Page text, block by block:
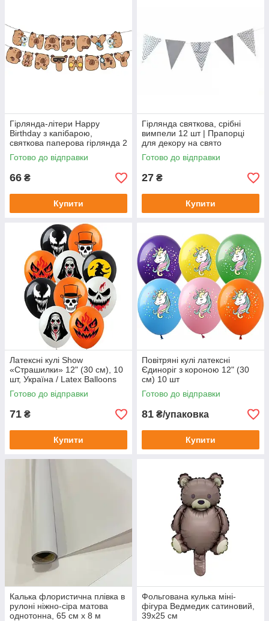
Гірлянда-літери Happy
Birthday з капібарою,
святкова паперова гірлянда 2
м | Capibara Banner Китай
Готово до відправки
66 ₴
Купити
Гірлянда святкова, срібні
вимпели 12 шт | Прапорці
для декору на свято
Готово до відправки
27 ₴
Купити
Латексні кулі Show
«Страшилки» 12" (30 см), 10
шт, Україна / Latex Balloons
Show "Horror" 12" (30 cm), 10
pcs, Ukraine
Готово до відправки
71 ₴
Купити
Повітряні кулі латексні
Єдиноріг з короною 12" (30
см) 10 шт
Готово до відправки
81 ₴/упаковка
Купити
Калька флористична плівка в
рулоні ніжно-сіра матова
однотонна, 65 см х 8 м
Фольгована кулька міні-
фігура Ведмедик сатиновий,
39х25 см